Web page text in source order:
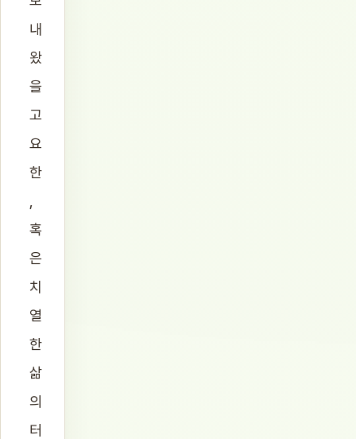
내
왔
을
고
요
한
혹
은
치
열
한
삶
의
터